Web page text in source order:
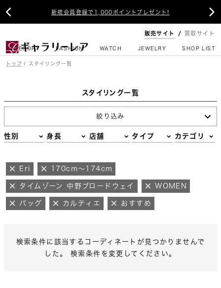
新規会員登録で1,000ポイントプレゼント!
 
販売サイト 買取サイト
CATEGORY FASHION WATCH JEWELRY SHOP LIST
トップ スタイリング一覧
スタイリング一覧
絞り込み
性別 身長 店舗 タイプ カテゴリ
Eri 170cm～174cm
タイムゾーン 中野ブロードウェイ WOMEN
バッグ カルティエ おすすめ
検索条件に該当するコーディネートが見つかりませんで
した。 検索条件を変更してください。